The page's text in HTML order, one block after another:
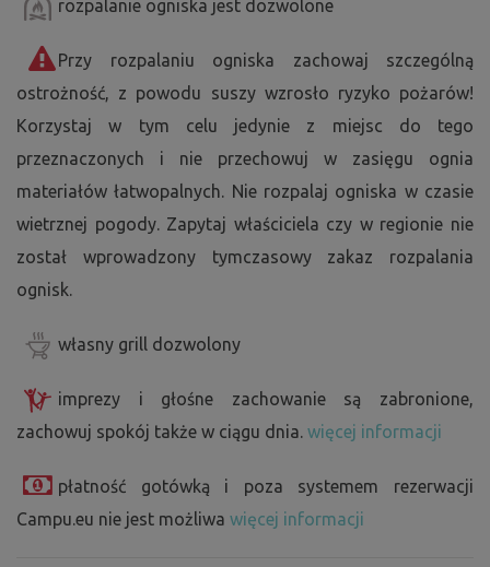
rozpalanie ogniska jest dozwolone
Przy rozpalaniu ogniska zachowaj szczególną
ostrożność, z powodu suszy wzrosło ryzyko pożarów!
Korzystaj w tym celu jedynie z miejsc do tego
przeznaczonych i nie przechowuj w zasięgu ognia
materiałów łatwopalnych. Nie rozpalaj ogniska w czasie
wietrznej pogody. Zapytaj właściciela czy w regionie nie
został wprowadzony tymczasowy zakaz rozpalania
ognisk.
własny grill dozwolony
imprezy i głośne zachowanie są zabronione,
zachowuj spokój także w ciągu dnia. więcej informacji
płatność gotówką i poza systemem rezerwacji
Campu.eu nie jest możliwa więcej informacji